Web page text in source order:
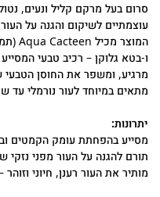
סרום בעל מרקם קליל ונעים,
עוצמתיים לשיקום והגנה על
ו-בטא גלוקן – רכיב טבעי
מרגיע, ומשפר את החוסן הטבעי
מתאים במיוחד לעור נורמלי עד
יתרונות:
מסייע בהפחתת עומק הקמטים
תורם להגנה על העור מפני נזקי
מותיר את העור רענן, חיוני